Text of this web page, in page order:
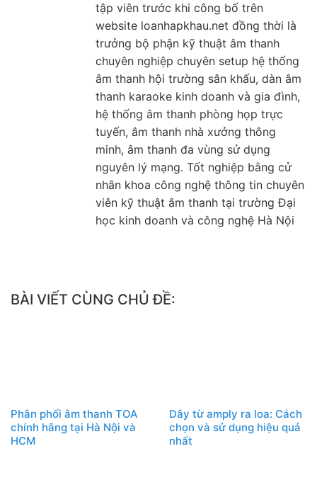
tập viên trước khi công bố trên
website loanhapkhau.net đồng thời là
trưởng bộ phận kỹ thuật âm thanh
chuyên nghiệp chuyên setup hệ thống
âm thanh hội trường sân khấu, dàn âm
thanh karaoke kinh doanh và gia đình,
hệ thống âm thanh phòng họp trực
tuyến, âm thanh nhà xưởng thông
minh, âm thanh đa vùng sử dụng
nguyên lý mạng. Tốt nghiệp bằng cử
nhân khoa công nghệ thông tin chuyên
viên kỹ thuật âm thanh tại trường Đại
học kinh doanh và công nghệ Hà Nội
BÀI VIẾT CÙNG CHỦ ĐỀ:
Phân phối âm thanh TOA
chính hãng tại Hà Nội và
HCM
Dây từ amply ra loa: Cách
chọn và sử dụng hiệu quả
nhất